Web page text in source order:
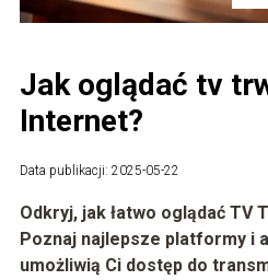
Jak oglądać tv
Internet?
Data publikacji: 2025-05-22
Odkryj, jak łatwo oglądać TV
Poznaj najlepsze platformy i
umożliwią Ci dostęp do